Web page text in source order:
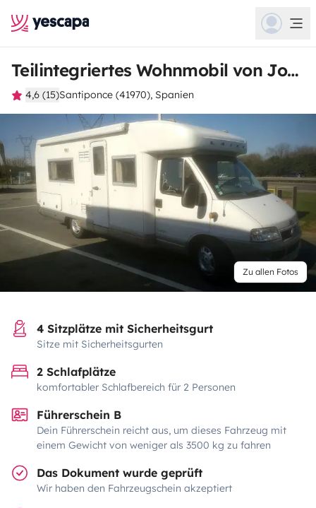
Teilintegriertes Wohnmobil von Jorge Carlos
4,6 (15)Santiponce (41970), Spanien
Zu allen Fotos
4 Sitzplätze mit Sicherheitsgurt
Sitze mit Sicherheitsgurten
2 Schlafplätze
komfortabler Schlafbereich für 2 Personen
Führerschein B
Dein Führerschein reicht aus, um dieses Fahrzeug mit
einem Gewicht von weniger als 3500 kg zu fahren
Das Dokument wurde geprüft
Wir haben den Fahrzeugschein akzeptiert